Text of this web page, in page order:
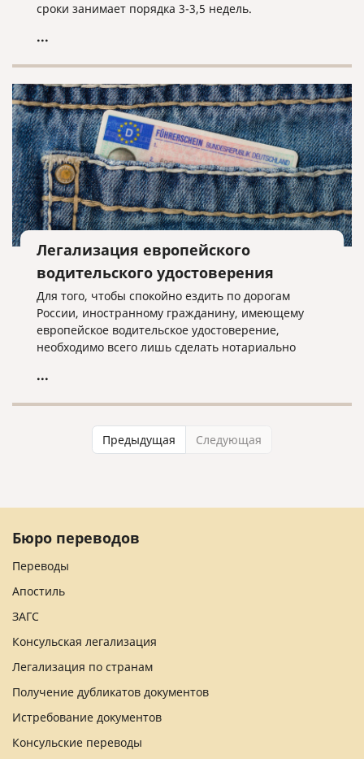
сроки занимает порядка 3-3,5 недель.
...
Легализация европейского
водительского удостоверения
Для того, чтобы спокойно ездить по дорогам
России, иностранному гражданину, имеющему
европейское водительское удостоверение,
необходимо всего лишь сделать нотариально
удостоверения.
...
Предыдущая Следующая
Бюро переводов
Переводы
Апостиль
ЗАГС
Консульская легализация
Легализация по странам
Получение дубликатов документов
Истребование документов
Консульские переводы